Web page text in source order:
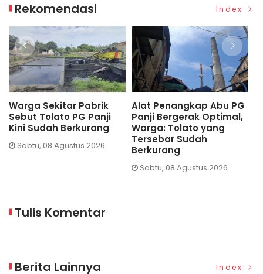
Rekomendasi Index
Warga Sekitar Pabrik
Sebut Tolato PG Panji
Kini Sudah Berkurang
Sabtu, 08 Agustus 2026
Alat Penangkap Abu PG
Panji Bergerak Optimal,
Warga: Tolato yang
Tersebar Sudah
Berkurang
Sabtu, 08 Agustus 2026
Tulis Komentar
Berita Lainnya Index